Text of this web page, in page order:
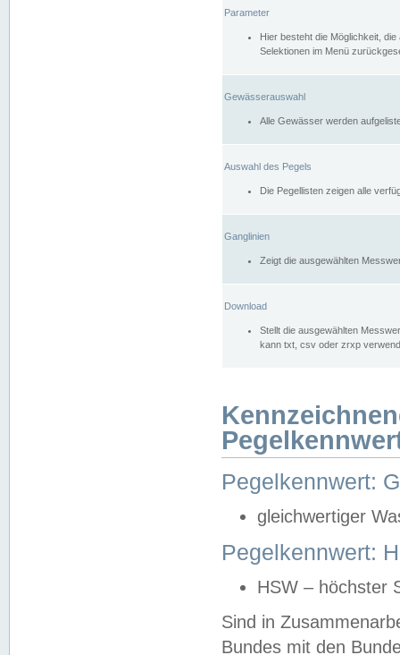
Parameter
Hier besteht die Möglichkeit,
Selektionen im Menü
Gewässerauswahl
Alle Gewässer werden
Auswahl des Pegels
Die Pegellisten zeigen alle
Ganglinien
Zeigt die ausgewählten
Download
Stellt die ausgewählten
kann txt, csv oder zrxp
Pegelkennwert:
gleichwertiger
Pegelkennwert:
HSW – höchster
Sind in
Bundes mit den